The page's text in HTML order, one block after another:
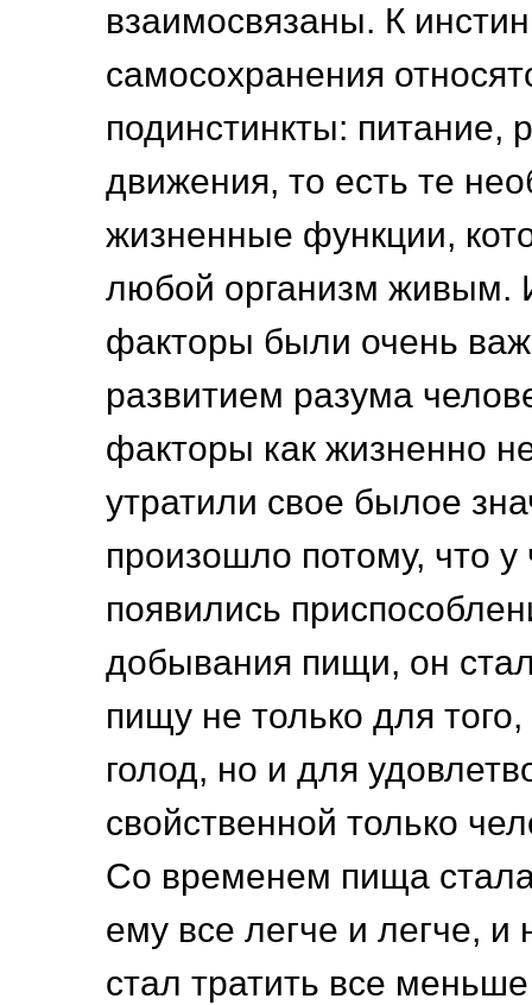
взаимосвязаны. К
самосохранения
подинстинкты: питание,
движения, то есть те
жизненные функции,
любой организм живым.
факторы были очень
развитием разума
факторы как жизненно
утратили свое былое
произошло потому, что у
появились
добывания пищи, он
пищу не только для
голод, но и для
свойственной только
Со временем пища
ему все легче и легче,
стал тратить все